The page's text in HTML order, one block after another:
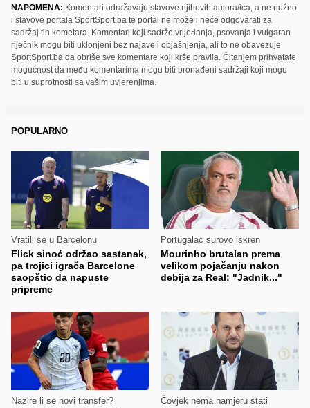
NAPOMENA: Komentari odražavaju stavove njihovih autora/ica, a ne nužno
i stavove portala SportSport.ba te portal ne može i neće odgovarati za
sadržaj tih kometara. Komentari koji sadrže vrijeđanja, psovanja i vulgaran
riječnik mogu biti uklonjeni bez najave i objašnjenja, ali to ne obavezuje
SportSport.ba da obriše sve komentare koji krše pravila. Čitanjem prihvatate
mogućnost da među komentarima mogu biti pronađeni sadržaji koji mogu
biti u suprotnosti sa vašim uvjerenjima.
POPULARNO
Vratili se u Barcelonu
Flick sinoć održao sastanak,
pa trojici igrača Barcelone
saopštio da napuste
pripreme
Portugalac surovo iskren
Mourinho brutalan prema
velikom pojačanju nakon
debija za Real: "Jadnik..."
Nazire li se novi transfer? Čovjek nema namjeru stati